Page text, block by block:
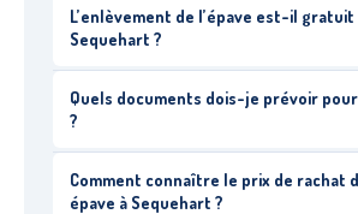
L’enlèvement de l’épave est-il gratuit
Sequehart ?
Quels documents dois-je prévoir
?
Comment connaître le prix de rachat
épave à Sequehart ?